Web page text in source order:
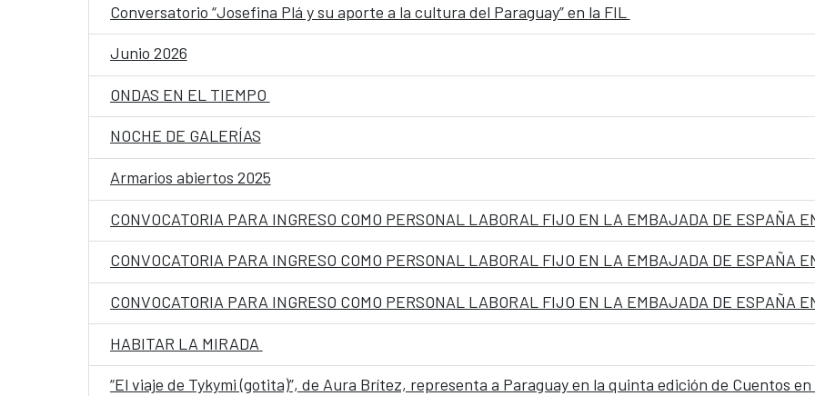
Conversatorio “Josefina Plá y su aporte a la cultura del Paraguay” en la FIL
Junio 2026
ONDAS EN EL TIEMPO
NOCHE DE GALERÍAS
Armarios abiertos 2025
HABITAR LA MIRADA
“El viaje de Tykymi (gotita)”, de Aura Brítez, representa a Paraguay en la quinta edición de Cuentos en